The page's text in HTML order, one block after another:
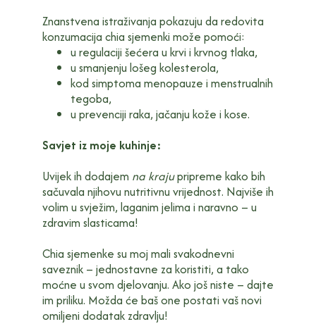
Znanstvena istraživanja pokazuju da redovita
konzumacija chia sjemenki može pomoći:
u regulaciji šećera u krvi i krvnog tlaka,
u smanjenju lošeg kolesterola,
kod simptoma menopauze i menstrualnih
tegoba,
u prevenciji raka, jačanju kože i kose.
Savjet iz moje kuhinje:
Uvijek ih dodajem na krajupripreme kako bih
sačuvala njihovu nutritivnu vrijednost. Najviše ih
volim u svježim, laganim jelima i naravno – u
zdravim slasticama!
Chia sjemenke su moj mali svakodnevni
saveznik – jednostavne za koristiti, a tako
moćne u svom djelovanju. Ako još niste – dajte
im priliku. Možda će baš one postati vaš novi
omiljeni dodatak zdravlju!